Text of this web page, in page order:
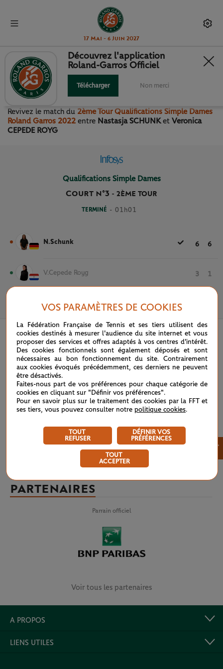
17 Mai - 6 Juin 2027
2ÈME TOUR QUALIFICATIONS
SIMPLE DAMES
Revivez le match du 2ème Tour Qualifications Simple Dames
Roland Garros 2022 entre Nastasja SCHUNK et Veronica
CEPEDE ROYG
Qualifications Simple Dames
Court n°3 - 2ÈME TOUR
TERMINÉ - 01h01
N.Schunk 6 6
V.Cepede Royg 3 1
18 MAI 2022
Découvrez l'application
Roland-Garros Officiel
Télécharger Non merci
PARTENAIRES
Parrain officiel
Voir tous les partenaires
A PROPOS
LIENS UTILES
VOS PARAMÈTRES DE COOKIES
La Fédération Française de Tennis et ses tiers utilisent des
cookies destinés à mesurer l'audience du site internet et vous
proposer des services et offres adaptés à vos centres d'intérêt.
Des cookies fonctionnels sont également déposés et sont
nécessaires au bon fonctionnement du site. Contrairement
aux cookies évoqués précédemment, ces derniers ne peuvent
être désactivés.
Faites-nous part de vos préférences pour chaque catégorie de
cookies en cliquant sur "Définir vos préférences".
Pour en savoir plus sur le traitement des cookies par la FFT et
ses tiers, vous pouvez consulter notre politique cookies.
TOUT
REFUSER
DÉFINIR VOS
PRÉFÉRENCES
TOUT
ACCEPTER